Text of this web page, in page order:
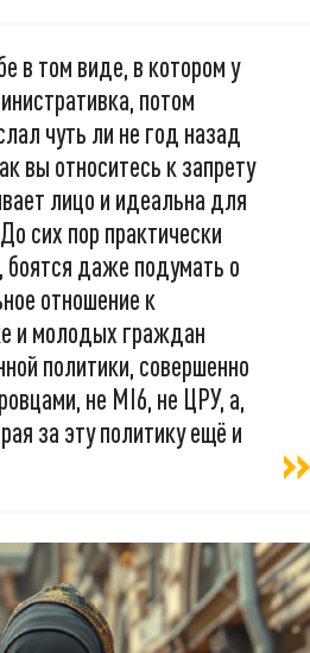
в том виде, в котором у
потом
чуть ли не год назад
вы относитесь к запрету
лицо и идеальна для
сих пор практически
боятся даже подумать о
отношение к
и молодых граждан
политики, совершенно
не MI6, не ЦРУ, а,
за эту политику ещё и